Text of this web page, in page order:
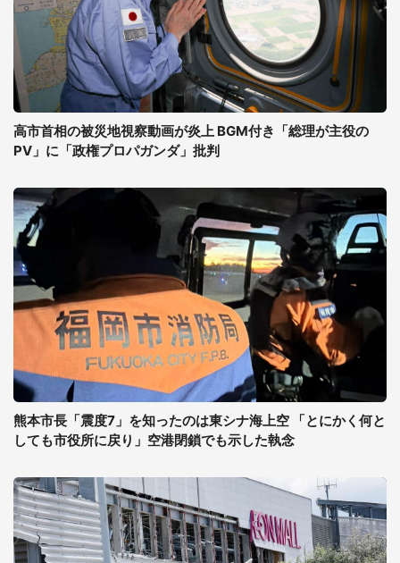
高市首相の被災地視察動画が炎上 BGM付き「総理が主役の
PV」に「政権プロパガンダ」批判
熊本市長「震度7」を知ったのは東シナ海上空 「とにかく何と
しても市役所に戻り」空港閉鎖でも示した執念